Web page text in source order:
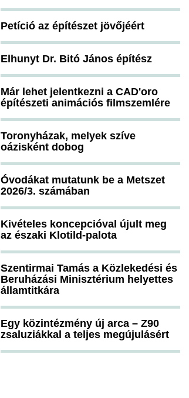
Petíció az építészet jövőjéért
Elhunyt Dr. Bitó János építész
Már lehet jelentkezni a CAD'oro
építészeti animációs filmszemlére
Toronyházak, melyek szíve
oázisként dobog
Óvodákat mutatunk be a Metszet
2026/3. számában
Kivételes koncepcióval újult meg
az északi Klotild-palota
Szentirmai Tamás a Közlekedési és
Beruházási Minisztérium helyettes
államtitkára
Egy közintézmény új arca – Z90
zsaluziákkal a teljes megújulásért